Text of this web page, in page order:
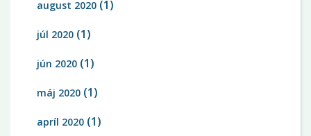
august 2020 (1)
júl 2020 (1)
jún 2020 (1)
máj 2020 (1)
apríl 2020 (1)